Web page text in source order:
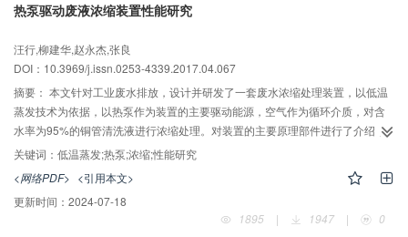
系统平均除湿量与有效除湿时间有明显的提升。
热泵驱动废液浓缩装置性能研究
汪行,柳建华,赵永杰,张良
DOI：10.3969/j.issn.0253-4339.2017.04.067
摘要： 本文针对工业废水排放，设计并研发了一套废水浓缩处理装置，以低温
蒸发技术为依据，以热泵作为装置的主要驱动能源，空气作为循环介质，对含
水率为95%的铜管清洗液进行浓缩处理。对装置的主要原理部件进行了介绍，
建立了填料室的传质传热模型，通过Matlab编程确定填料尺寸为300 mm×400
mm×500 mm，搭建了实验台进行实验测试与能效分析。结果表明：装置能够
稳定运行，凝结水量达到15 L/h，此时热泵功率为5.46 kW，装置能效比达到
4.54，装置内循环空气温度变化为31 ℃到43 ℃，相对湿度达到94.6%，装置
持续运行一段时间后达到最大浓缩程度，体积为原溶液的3/4左右，且出水程度
关键词： 低温蒸发;热泵;浓缩;性能研究
<网络PDF> <引用本文>
更新时间： 2024-07-18
1895
| 1947 | 0